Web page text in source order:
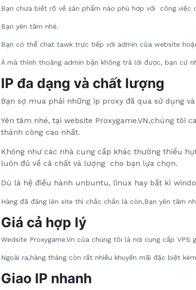
Bạn chưa biết rõ về sản phẩm nào phù hợp với công việc
Bạn yên tâm nhé.
Bạn có thể chat tawk trực tiếp với admin của website
À mà thỉnh thoảng admin bận không trả lời được, bạn cứ
IP đa dạng và chất lượng
Bạn sợ mua phải những ip proxy đã qua sử dụng
Yên tâm nhé, tại website Proxygame.VN,chúng
thành công cao nhất.
Không như các nhà cung cấp khác thường thiếu
luôn đủ về cả chất và lượng cho bạn lựa chọn.
Dù là hệ điều hành unbuntu, linux hay bất kì
Hàng đã đăng lên site thì chắc chắn là còn,Bạn yên tâm
Giá cả hợp lý
Wedsite Proxygame.Vn của chúng tôi là nơi cung cấp
Ngoài ra,hàng tháng còn rất nhiều khuyến mãi đặc biệt
Giao IP nhanh